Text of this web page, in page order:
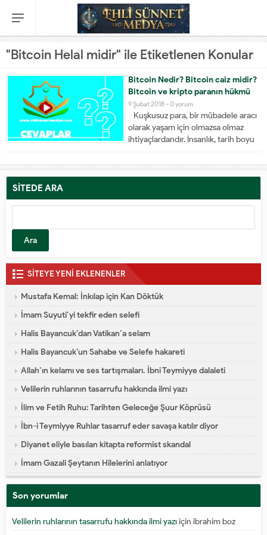
"Bitcoin Helal midir" ile Etiketlenen Konular
Bitcoin Nedir? Bitcoin caiz midir?
Bitcoin ve kripto paranın hükmü
9 Şubat 2018 - 0 yorum
Kuşkusuz para, bir mübadele aracı
olarak yaşam için olmazsa olmaz
ihtiyaçlardandır. İnsanlık, tarih boyu
çeşitli şeyleri mübadele aracı olarak
kullana gelmiştir. Paranın tüm
insanlık için eşit değer taşıması ve
ilahi hikmetin gereği olarak
SİTEDE ARA
SİTEYE YENİ EKLENENLER
Mustafa Kemal: İnkılap için Kan Döktük
İmam Suyuti’yi tekfir eden selefi
Halis Bayancuk’dan Vatikan’a selam
Halis Bayancuk’un Sahabe ve Selefe hakareti
Allah’ın kelamı ve ses tartışmaları. İbni Teymiyye dalaleti
Velilerin ruhlarının tasarrufu hakkında ilmi yazı
İlim ve Fetih Ruhu: Tarihten Geleceğe Şuur Köprüsü
İbn-i Teymiyye Ruhlar tasarruf eder savaşa katılır diyor
Diyanet eliyle basılan kitapta reformist skandal
İmam Gazali Şeytanın Hilelerini anlatıyor
Son yorumlar
Velilerin ruhlarının tasarrufu hakkında ilmi yazıiçin ibrahim boz